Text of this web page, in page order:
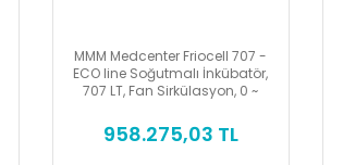
MMM Medcenter Friocell 707 -
ECO line Soğutmalı İnkübatör,
707 LT, Fan Sirkülasyon, 0 ~
Standart Raf
958.275,03 TL